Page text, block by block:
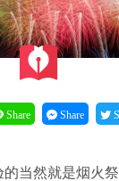
Share Share
当然就是烟火